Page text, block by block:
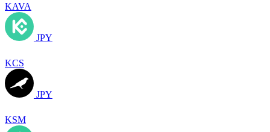
KAVA
JPY
KCS
JPY
KSM